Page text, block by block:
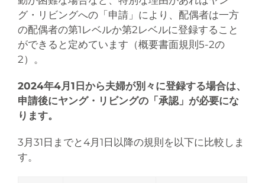
グ・リビングへの「申請」により、配偶者は一方
の配偶者の第1レベルか第2レベルに登録すること
ができると定めています（概要書面規則5-2の
2）。
2024年4月1日から夫婦が別々に登録する場合は、
申請後にヤング・リビングの「承認」が必要にな
ります。
3月31日までと4月1日以降の規則を以下に比較しま
す。